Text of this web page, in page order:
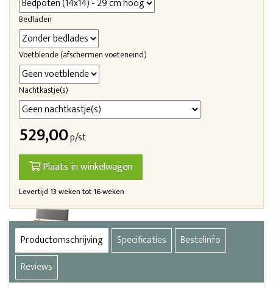
Bedladen
Voetblende (afschermen voeteneind)
Nachtkastje(s)
529,00p/st
Plaats in winkelwagen
Levertijd 13 weken tot 16 weken
Productomschrijving Specificaties
Bestelinfo
Reviews